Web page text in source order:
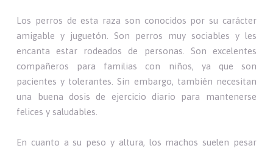
Los perros de esta raza son conocidos por su carácter
amigable y juguetón. Son perros muy sociables y les
encanta estar rodeados de personas. Son excelentes
compañeros para familias con niños, ya que son
pacientes y tolerantes. Sin embargo, también necesitan
una buena dosis de ejercicio diario para mantenerse
felices y saludables.
En cuanto a su peso y altura, los machos suelen pesar